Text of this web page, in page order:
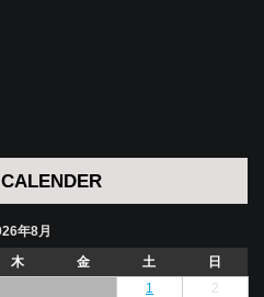
年8月
木 金 土
日
1
2